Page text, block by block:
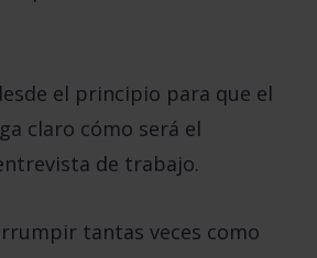
el principio para que el
claro cómo será el
de trabajo.
tantas veces como